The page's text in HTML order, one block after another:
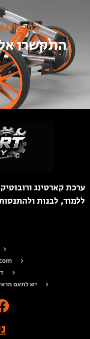
לפרטים
התקשרו אלינו 052-
ערכת קארטינג
ללמוד, לבנות
יש לתאם